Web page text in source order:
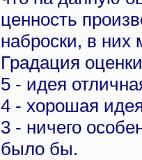
ценность
наброски, в них
Градация
5 - идея
4 - хорошая
3 - ничего
было бы.